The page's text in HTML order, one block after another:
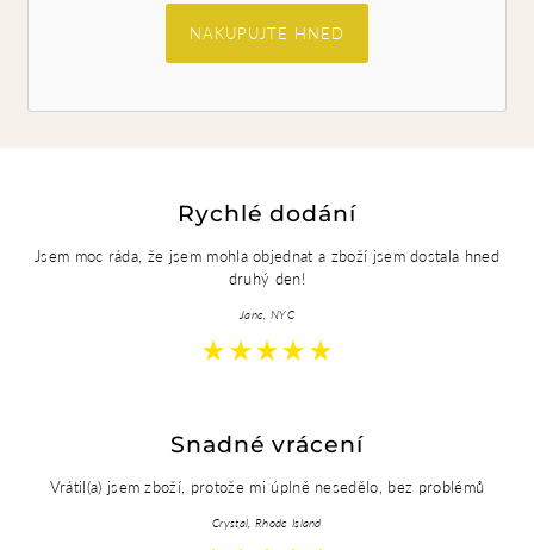
NAKUPUJTE HNED
Rychlé dodání
Jsem moc ráda, že jsem mohla objednat a zboží jsem dostala hned
druhý den!
Jane, NYC
Snadné vrácení
Vrátil(a) jsem zboží, protože mi úplně nesedělo, bez problémů
Crystal, Rhode Island